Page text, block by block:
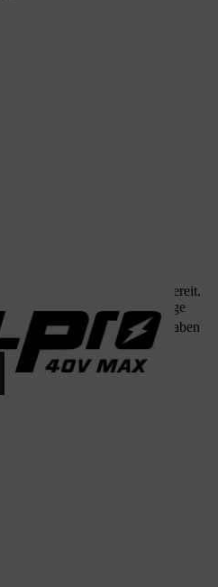
der Akku-Technologie bereit.
Spitzenleistung¹ und eine lange
bei anspruchsvollen Aufgaben